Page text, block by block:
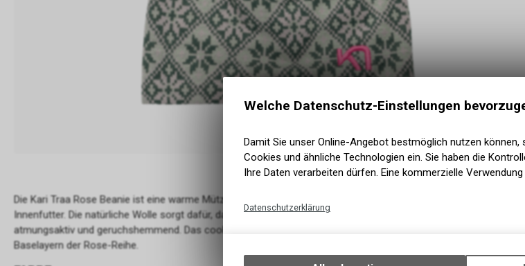
Die Kari Traa Rose Beanie ist eine warme Mütze aus Merinowolle mit Jacquard-Strick und durchgehendem
Innenfutter. Die natürliche Wolle sorgt dafür, dass dir selbst bei Nässe nicht kalt wird, und ist von Natur aus
atmungsaktiv und geruchshemmend. Das coole Allover-Muster im nordischen Style passt perfekt zu unseren
Baselayern der Rose-Reihe.
Welche Datenschutz-Einstellungen
Damit Sie unser Online-Angebot bestmöglich nutzen
Cookies und ähnliche Technologien ein. Sie haben die
Ihre Daten verarbeiten dürfen. Eine kommerzielle
Datenschutzerklärung
Ihrem Gerät, um die grundlegenden